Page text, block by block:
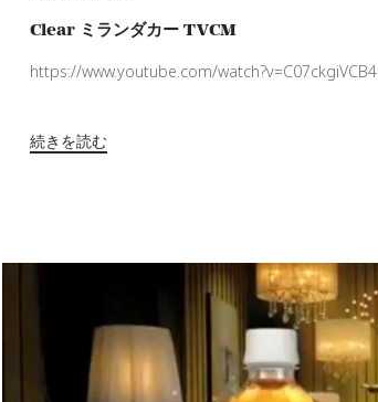
Clear ミランダカー TVCM
https://www.youtube.com/watch?v=C07ckgiVCB4
続きを読む